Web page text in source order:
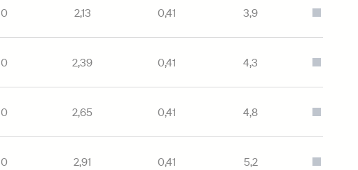
2,13 0,41 3,9
2,39 0,41 4,3
2,65 0,41 4,8
2,91 0,41 5,2